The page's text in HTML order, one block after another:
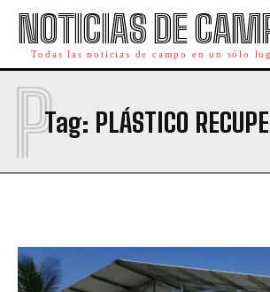
NOTICIAS DE
Todas las noticias de campo en un sólo
Tag: PLÁSTICO
P